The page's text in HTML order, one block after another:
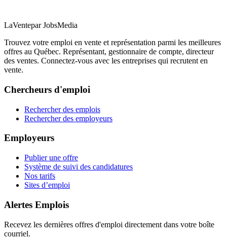
LaVentepar JobsMedia
Trouvez votre emploi en vente et représentation parmi les meilleures
offres au Québec. Représentant, gestionnaire de compte, directeur
des ventes. Connectez-vous avec les entreprises qui recrutent en
vente.
Chercheurs d'emploi
Rechercher des emplois
Rechercher des employeurs
Employeurs
Publier une offre
Système de suivi des candidatures
Nos tarifs
Sites d’emploi
Alertes Emplois
Recevez les dernières offres d'emploi directement dans votre boîte
courriel.